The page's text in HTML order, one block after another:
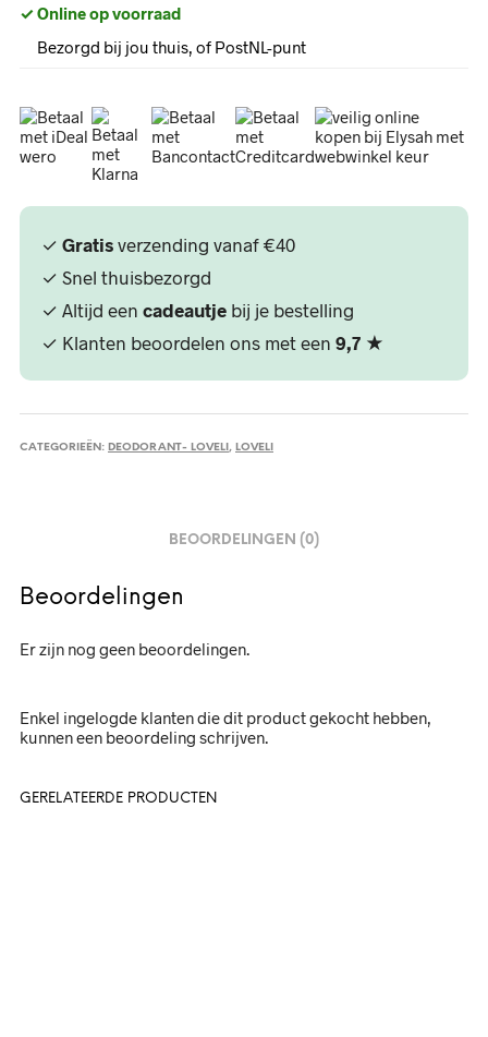
✓ Online op voorraad
Bezorgd bij jou thuis, of PostNL-punt
✓ Gratis verzending vanaf €40
✓ Snel thuisbezorgd
✓ Altijd een cadeautje bij je bestelling
✓ Klanten beoordelen ons met een 9,7 ★
CATEGORIEËN: DEODORANT- LOVELI , LOVELI
BEOORDELINGEN (0)
Beoordelingen
Er zijn nog geen beoordelingen.
Enkel ingelogde klanten die dit product gekocht hebben,
kunnen een beoordeling schrijven.
GERELATEERDE PRODUCTEN